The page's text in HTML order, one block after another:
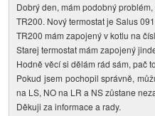
Dobrý den, mám podobný
TR200. Nový termostat je Salus
TR200 mám zapojený v kotlu na
Starej termostat mám zapojený
Hodně věcí si dělám rád sám, pač
Pokud jsem pochopil správně,
na LS, NO na LR a NS zůstane
Děkuji za informace a rady.